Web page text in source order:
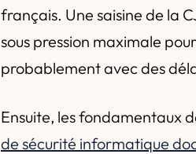
français. Une saisine de la
sous pression maximale
probablement avec des
Ensuite, les fondamentaux
de sécurité informatique